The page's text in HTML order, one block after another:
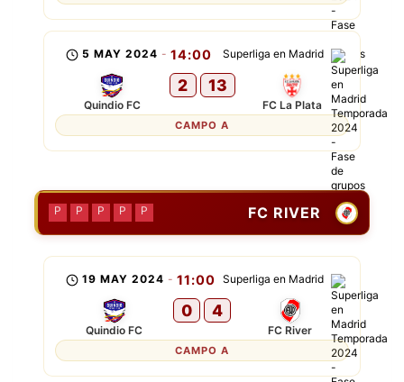
Superliga en Madrid
5 MAY 2024 - 14:00
Quindio FC
2 13
FC La Plata
CAMPO A
FC RIVER
P P P P P
Superliga en Madrid
19 MAY 2024 - 11:00
Quindio FC
0 4
FC River
CAMPO A